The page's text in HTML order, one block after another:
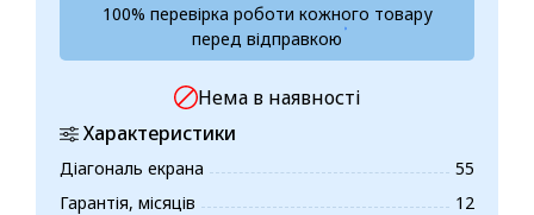
100% перевірка роботи кожного товару
перед відправкою
Нема в наявності
Характеристики
Діагональ екрана
55
Гарантія, місяців
12